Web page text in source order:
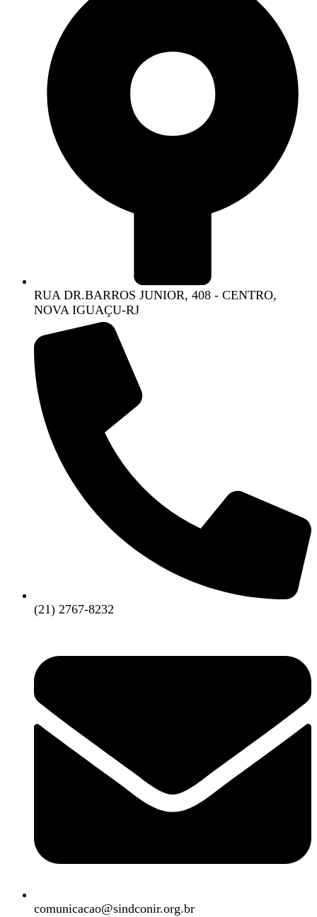
RUA DR.BARROS JUNIOR, 408 - CENTRO,
NOVA IGUAÇU-RJ
(21) 2767-8232
comunicacao@sindconir.org.br